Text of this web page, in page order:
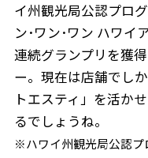
イ州観光局公認プロ
ン･ワン･ワン ハワイ
連続グランプリを獲
ー。現在は店舗でし
トエスティ」を活か
るでしょうね。
※ハワイ州観光局公認プ